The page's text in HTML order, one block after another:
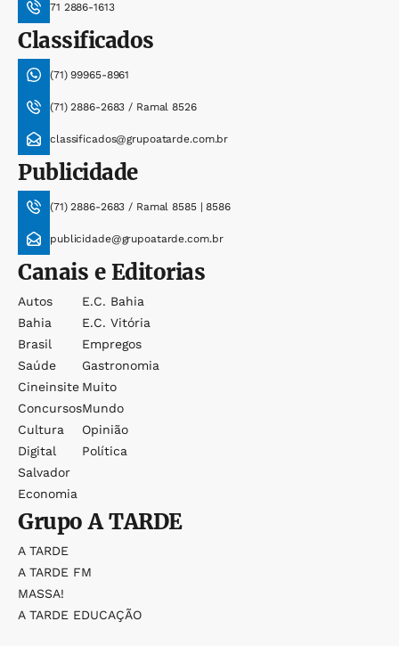
71 2886-1613
Classificados
(71) 99965-8961
(71) 2886-2683 / Ramal 8526
classificados@grupoatarde.com.br
Publicidade
(71) 2886-2683 / Ramal 8585 | 8586
publicidade@grupoatarde.com.br
Canais e Editorias
Autos
Bahia
Brasil
Saúde
Cineinsite
Concursos
Cultura
Digital
Salvador
Economia
E.c. Bahia
E.c. Vitória
Empregos
Gastronomia
Muito
Mundo
Opinião
Política
GrupoA TARDE
A TARDE
A TARDE FM
MASSA!
A TARDE EDUCAÇÃO